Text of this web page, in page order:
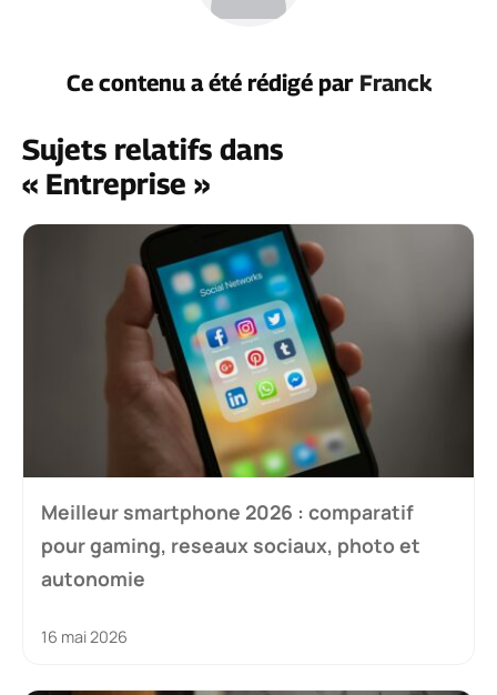
Ce contenu a été rédigé par Franck
Sujets relatifs dans
« Entreprise »
Meilleur smartphone 2026 : comparatif
pour gaming, reseaux sociaux, photo et
autonomie
16 mai 2026